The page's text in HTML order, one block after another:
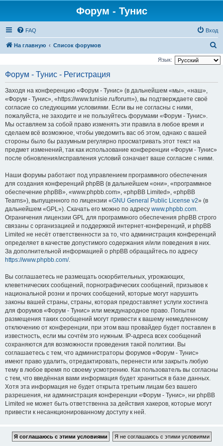
Форум - Тунис
FAQ Вход
На главную Список форумов
о
Язык:
Форум - Тунис - Регистрация
Заходя на конференцию «Форум - Тунис» (в дальнейшем «мы», «наш»,
«Форум - Тунис», «https://www.tunisie.ru/forum»), вы подтверждаете своё
согласие со следующими условиями. Если вы не согласны с ними,
пожалуйста, не заходите и не пользуйтесь форумами «Форум - Тунис».
Мы оставляем за собой право изменять эти правила в любое время и
сделаем всё возможное, чтобы уведомить вас об этом, однако с вашей
стороны было бы разумным регулярно просматривать этот текст на
предмет изменений, так как использование конференции «Форум - Тунис»
после обновления/исправления условий означает ваше согласие с ними.
Наши форумы работают под управлением программного обеспечения
для создания конференций phpBB (в дальнейшем «они», «программное
обеспечение phpBB», «www.phpbb.com», «phpBB Limited», «phpBB
Teams»), выпущенного по лицензии «GNU General Public License v2» (в
дальнейшем «GPL»). Скачать его можно по адресу www.phpbb.com.
Ограничения лицензии GPL для программного обеспечения phpBB строго
связаны с организацией и поддержкой интернет-конференций, и phpBB
Limited не несёт ответственности за то, что администрация конференций
определяет в качестве допустимого содержания и/или поведения в них.
За дополнительной информацией о phpBB обращайтесь по адресу
https://www.phpbb.com/.
Вы соглашаетесь не размещать оскорбительных, угрожающих,
клеветнических сообщений, порнографических сообщений, призывов к
национальной розни и прочих сообщений, которые могут нарушить
законы вашей страны, страны, которая предоставляет услуги хостинга
для форумов «Форум - Тунис» или международное право. Попытки
размещения таких сообщений могут привести к вашему немедленному
отключению от конференции, при этом ваш провайдер будет поставлен в
известность, если мы сочтём это нужным. IP-адреса всех сообщений
сохраняются для возможности проведения такой политики. Вы
соглашаетесь с тем, что администраторы форумов «Форум - Тунис»
имеют право удалить, отредактировать, перенести или закрыть любую
тему в любое время по своему усмотрению. Как пользователь вы согласны
с тем, что введённая вами информация будет храниться в базе данных.
Хотя эта информация не будет открыта третьим лицам без вашего
разрешения, ни администрация конференции «Форум - Тунис», ни phpBB
Limited не может быть ответственна за действия хакеров, которые могут
привести к несанкционированному доступу к ней.